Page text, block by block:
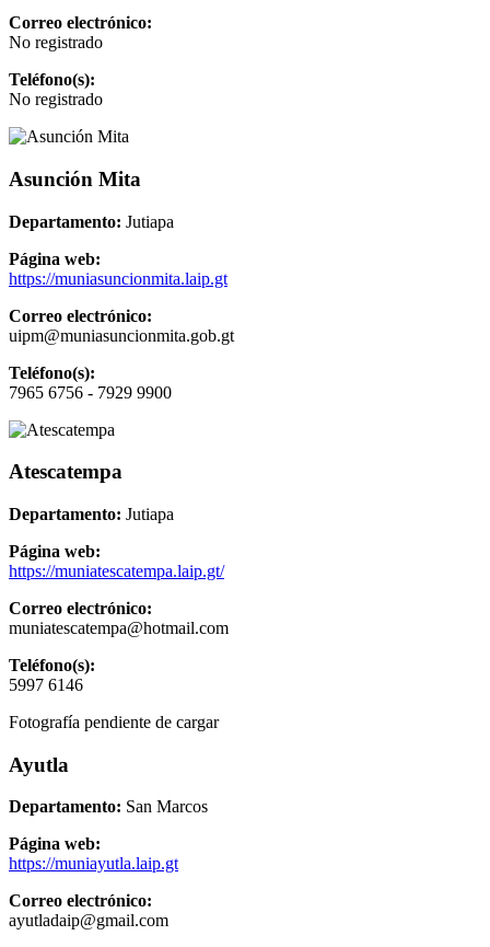
Correo electrónico:
No registrado
Teléfono(s):
No registrado
Asunción Mita
Departamento: Jutiapa
Página web:
https://muniasuncionmita.laip.gt
Correo electrónico:
uipm@muniasuncionmita.gob.gt
Teléfono(s):
7965 6756 - 7929 9900
Atescatempa
Departamento: Jutiapa
Página web:
https://muniatescatempa.laip.gt/
Correo electrónico:
muniatescatempa@hotmail.com
Teléfono(s):
5997 6146
Fotografía pendiente de cargar
Ayutla
Departamento: San Marcos
Página web:
https://muniayutla.laip.gt
Correo electrónico:
ayutladaip@gmail.com